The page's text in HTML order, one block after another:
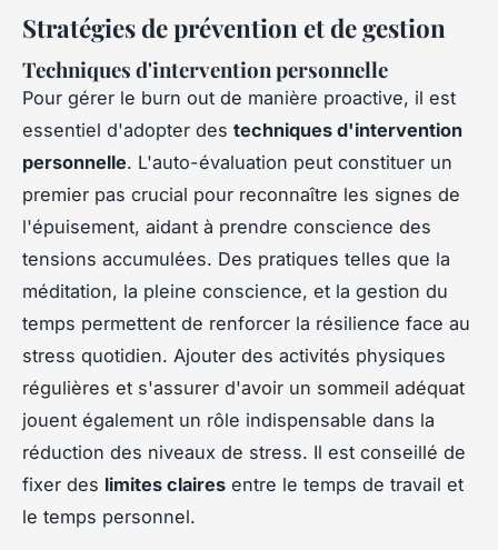
Stratégies de prévention et de gestion
Techniques d'intervention personnelle
Pour gérer le burn out de manière proactive, il est
essentiel d'adopter des techniques d'intervention
personnelle. L'auto-évaluation peut constituer un
premier pas crucial pour reconnaître les signes de
l'épuisement, aidant à prendre conscience des
tensions accumulées. Des pratiques telles que la
méditation, la pleine conscience, et la gestion du
temps permettent de renforcer la résilience face au
stress quotidien. Ajouter des activités physiques
régulières et s'assurer d'avoir un sommeil adéquat
jouent également un rôle indispensable dans la
réduction des niveaux de stress. Il est conseillé de
fixer des limites claires entre le temps de travail et
le temps personnel.